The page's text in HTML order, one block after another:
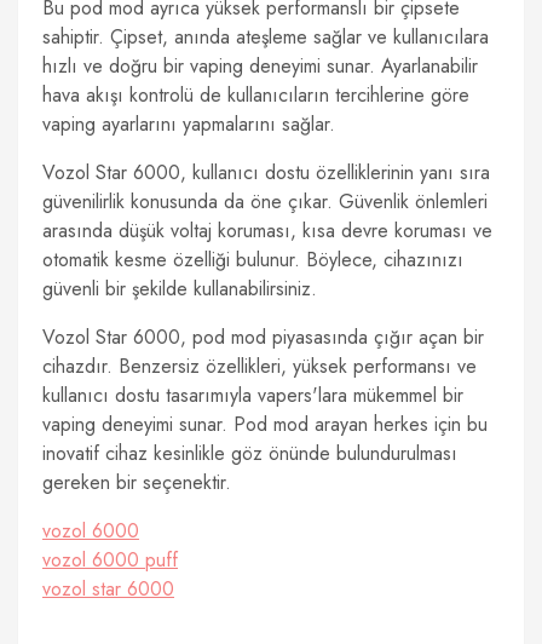
Bu pod mod ayrıca yüksek performanslı bir çipsete
sahiptir. Çipset, anında ateşleme sağlar ve kullanıcılara
hızlı ve doğru bir vaping deneyimi sunar. Ayarlanabilir
hava akışı kontrolü de kullanıcıların tercihlerine göre
vaping ayarlarını yapmalarını sağlar.
Vozol Star 6000, kullanıcı dostu özelliklerinin yanı sıra
güvenilirlik konusunda da öne çıkar. Güvenlik önlemleri
arasında düşük voltaj koruması, kısa devre koruması ve
otomatik kesme özelliği bulunur. Böylece, cihazınızı
güvenli bir şekilde kullanabilirsiniz.
Vozol Star 6000, pod mod piyasasında çığır açan bir
cihazdır. Benzersiz özellikleri, yüksek performansı ve
kullanıcı dostu tasarımıyla vapers'lara mükemmel bir
vaping deneyimi sunar. Pod mod arayan herkes için bu
inovatif cihaz kesinlikle göz önünde bulundurulması
gereken bir seçenektir.
vozol 6000
vozol 6000 puff
vozol star 6000